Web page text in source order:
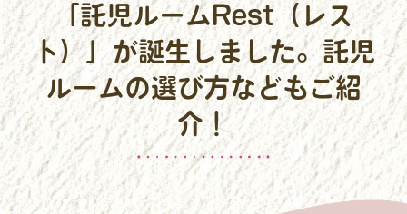
「託児ルームRest（レス
ト）」が誕生しました。託児
ルームの選び方などもご紹
介！